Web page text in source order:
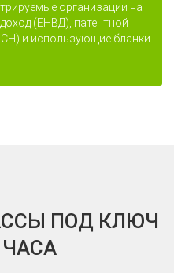
организации на
(ЕНВД), патентной
и использующие бланки
ПОД КЛЮЧ
ЧАСА